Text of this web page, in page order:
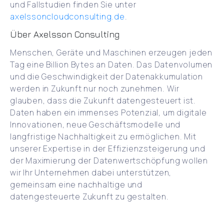
und Fallstudien finden Sie unter
axelssoncloudconsulting.de.
Über Axelsson Consulting
Menschen, Geräte und Maschinen erzeugen jeden
Tag eine Billion Bytes an Daten. Das Datenvolumen
und die Geschwindigkeit der Datenakkumulation
werden in Zukunft nur noch zunehmen. Wir
glauben, dass die Zukunft datengesteuert ist.
Daten haben ein immenses Potenzial, um digitale
Innovationen, neue Geschäftsmodelle und
langfristige Nachhaltigkeit zu ermöglichen. Mit
unserer Expertise in der Effizienzsteigerung und
der Maximierung der Datenwertschöpfung wollen
wir Ihr Unternehmen dabei unterstützen,
gemeinsam eine nachhaltige und
datengesteuerte Zukunft zu gestalten.